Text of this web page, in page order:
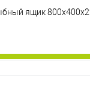
ящик